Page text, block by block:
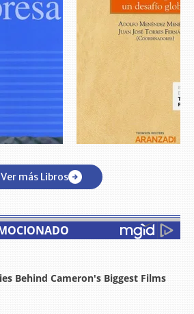
Ver más Libros